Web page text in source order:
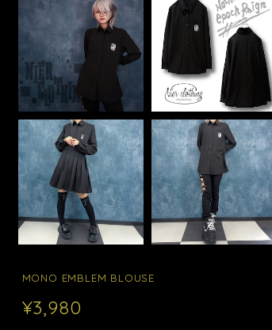
MONO EMBLEM BLOUSE
¥3,980